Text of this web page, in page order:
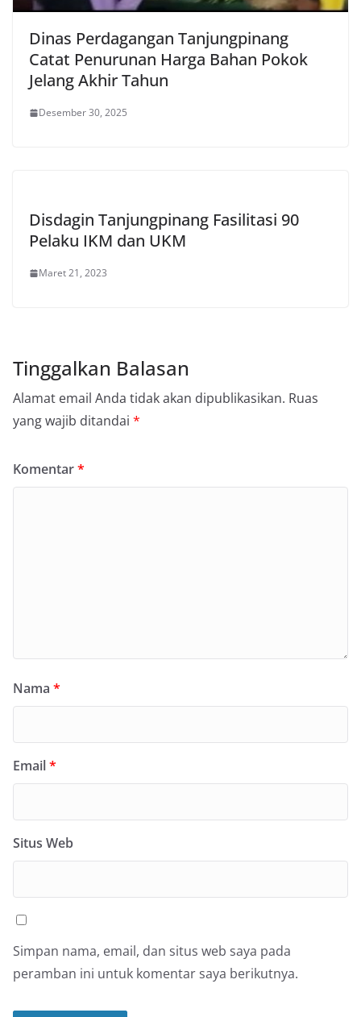
Dinas Perdagangan Tanjungpinang
Catat Penurunan Harga Bahan Pokok
Jelang Akhir Tahun
Desember 30, 2025
Disdagin Tanjungpinang Fasilitasi 90
Pelaku IKM dan UKM
Maret 21, 2023
Tinggalkan Balasan
Alamat email Anda tidak akan dipublikasikan. Ruas
yang wajib ditandai *
Komentar*
Nama *
Email*
Situs Web
Simpan nama, email, dan situs web saya pada
peramban ini untuk komentar saya berikutnya.